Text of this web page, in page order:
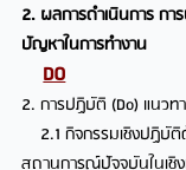
2. ผลการดำเนินการ ก
ปัญหาในการทำงาน
DO
2. การปฏิบัติ (Do) แนวท
2.1 กิจกรรมเชิงปฏิบั
สถานการณ์ปัจจุบันในเชิ